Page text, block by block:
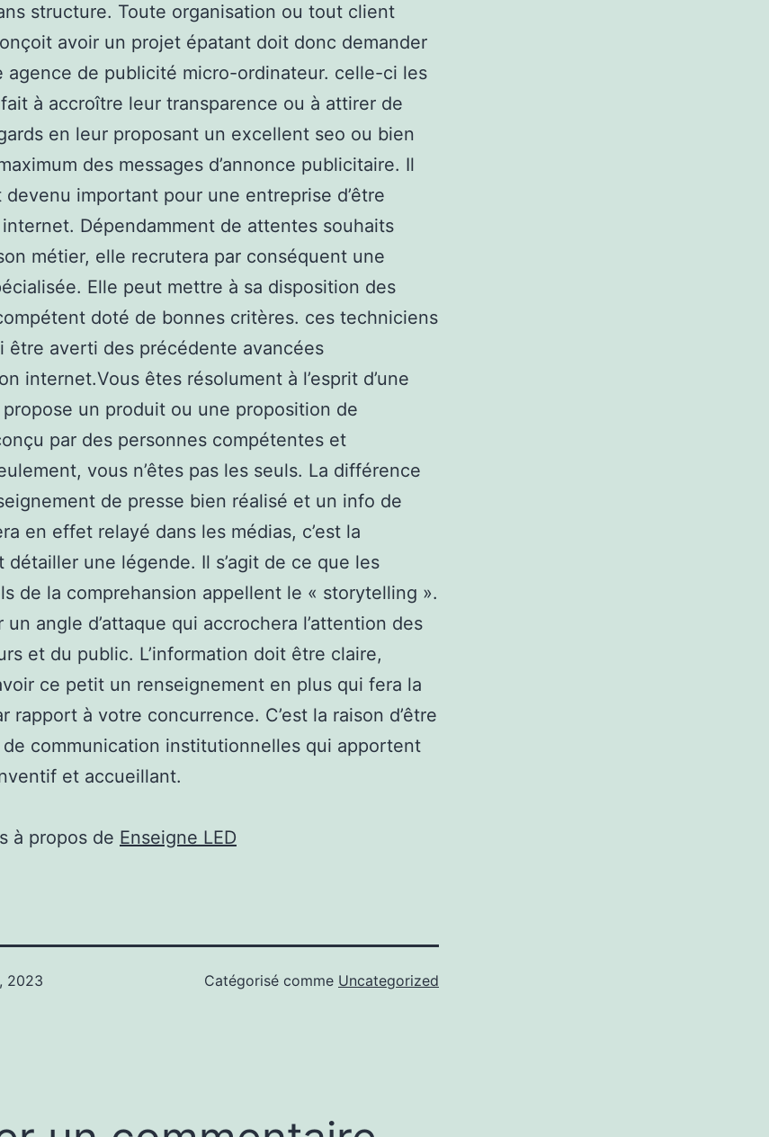
structure. Toute organisation ou tout client
avoir un projet épatant doit donc demander
agence de publicité micro-ordinateur. celle-ci les
à accroître leur transparence ou à attirer de
en leur proposant un excellent seo ou bien
des messages d’annonce publicitaire. Il
important pour une entreprise d’être
Dépendamment de attentes souhaits
métier, elle recrutera par conséquent une
Elle peut mettre à sa disposition des
doté de bonnes critères. ces techniciens
être averti des précédente avancées
internet.Vous êtes résolument à l’esprit d’une
un produit ou une proposition de
par des personnes compétentes et
vous n’êtes pas les seuls. La différence
de presse bien réalisé et un info de
en effet relayé dans les médias, c’est la
détailler une légende. Il s’agit de ce que les
de la comprehansion appellent le « storytelling ».
angle d’attaque qui accrochera l’attention des
et du public. L’information doit être claire,
ce petit un renseignement en plus qui fera la
rapport à votre concurrence. C’est la raison d’être
de communication institutionnelles qui apportent
et accueillant.
à propos de Enseigne LED
2023
Catégorisé comme Uncategorized